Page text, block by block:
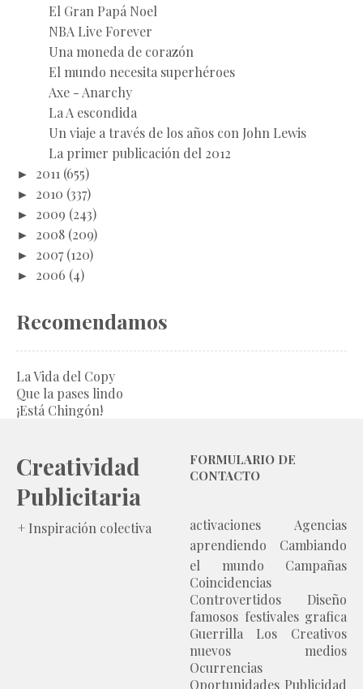
El Gran Papá Noel
NBA Live Forever
Una moneda de corazón
El mundo necesita superhéroes
Axe - Anarchy
La A escondida
Un viaje a través de los años con John Lewis
La primer publicación del 2012
► 2011 (655)
► 2010 (337)
► 2009 (243)
► 2008 (209)
► 2007 (120)
► 2006 (4)
Recomendamos
La Vida del Copy
Que la pases lindo
¡Está Chingón!
Creatividad
Publicitaria
+ Inspiración colectiva
FORMULARIO DE
CONTACTO
activaciones
Agencias
aprendiendo
Cambiando
el mundo
Campañas
Coincidencias
Controvertidos
Diseño
famosos festivales grafica
Guerrilla
Los Creativos
nuevos medios
Ocurrencias
Oportunidades Publicidad